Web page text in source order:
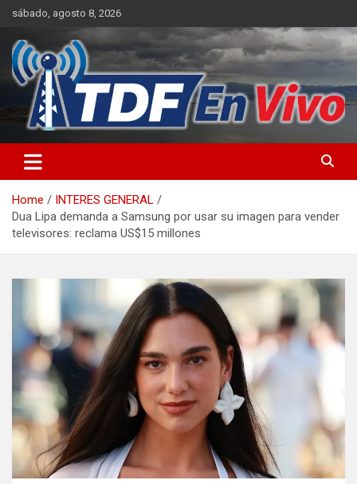
Skip
content
sábado, agosto 8, 2026
Home
INTERES GENERAL
Dua Lipa demanda a Samsung por usar su imagen para vender
televisores: reclama US$15 millones